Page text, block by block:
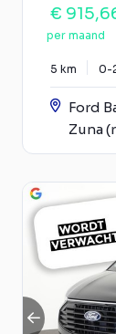
€
per maand
5 km 0-
Ford
Zuna